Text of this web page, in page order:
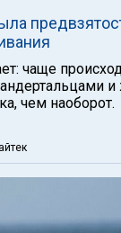
чаще
чем наоборот.